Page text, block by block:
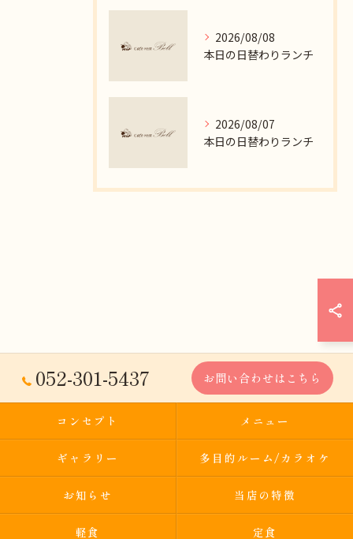
2026/08/08
本日の日替わりランチ
2026/08/07
本日の日替わりランチ
052-301-5437 お問い合わせはこちら
コンセプト メニュー
ギャラリー 多目的ルーム/カラオケ
お知らせ 当店の特徴
軽食 定食